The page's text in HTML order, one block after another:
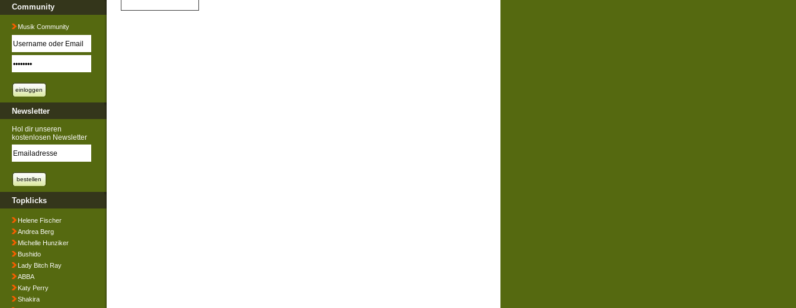
Community
Musik Community
Newsletter
Hol dir unseren
kostenlosen Newsletter
Topklicks
Helene Fischer
Andrea Berg
Michelle Hunziker
Bushido
Lady Bitch Ray
ABBA
Katy Perry
Shakira